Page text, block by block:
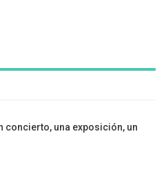
concierto, una exposición, un